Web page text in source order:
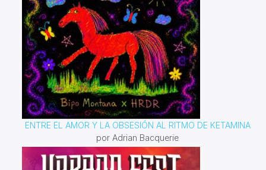
ENTRE EL AMOR Y LA OBSESIÓN AL RITMO DE KETAMINA
por Adrian Bacquerie